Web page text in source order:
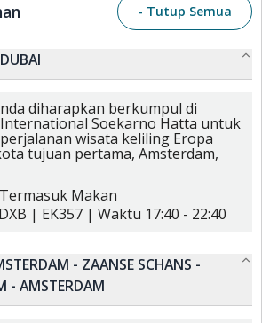
- Tutup Semua
diharapkan berkumpul di
Soekarno Hatta untuk
wisata keliling Eropa
tujuan pertama, Amsterdam,
Makan
DXB | EK357 | Waktu 17:40 - 22:40
- ZAANSE SCHANS -
- AMSTERDAM